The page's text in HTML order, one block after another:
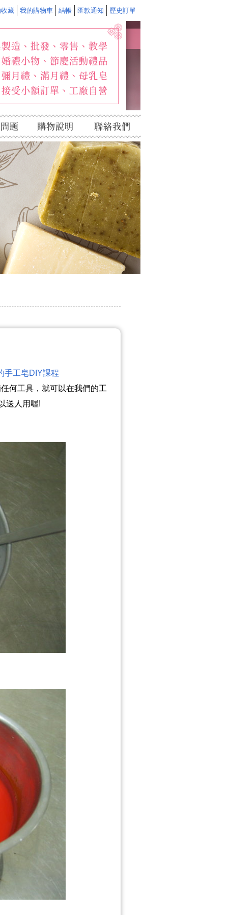
藏 我的購物車 結帳 匯款通知 歷史訂單
手工皂DIY課程
何工具，就可以在我們的工
送人用喔!